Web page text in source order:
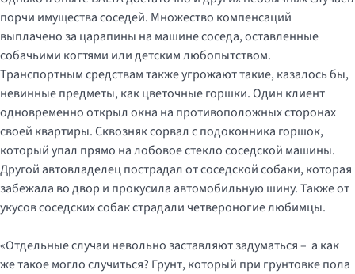
порчи имущества соседей. Множество компенсаций
выплачено за царапины на машине соседа, оставленные
собачьими когтями или детским любопытством.
Транспортным средствам также угрожают такие, казалось бы,
невинные предметы, как цветочные горшки. Один клиент
одновременно открыл окна на противоположных сторонах
своей квартиры. Сквозняк сорвал с подоконника горшок,
который упал прямо на лобовое стекло соседской машины.
Другой автовладелец пострадал от соседской собаки, которая
забежала во двор и прокусила автомобильную шину. Также от
укусов соседских собак страдали четвероногие любимцы.
«Отдельные случаи невольно заставляют задуматься – а как
же такое могло случиться? Грунт, который при грунтовке пола